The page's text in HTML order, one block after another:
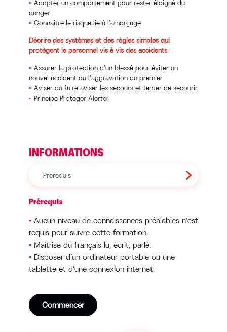
Adopter un comportement pour rester éloigné du
danger
Connaitre le risque lié à l’amorçage
Décrire des systèmes et des règles simples qui
protègent le personnel vis à vis des accidents
Assurer la protection d’un blessé pour éviter un
nouvel accident ou l’aggravation du premier
Aviser ou faire aviser les secours et tenter de secourir
Principe Protéger Alerter
INFORMATIONS
Prérequis
Prérequis
Aucun niveau de connaissances préalables n’est
requis pour suivre cette formation.
Maîtrise du français lu, écrit, parlé.
Disposer d’un ordinateur portable ou une
tablette et d’une connexion internet.
Commencer